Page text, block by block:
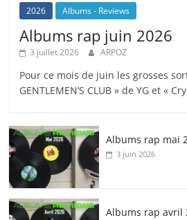
2026 Albums - Reviews
Albums rap juin 2026
3 juillet 2026 ARPOZ
Pour ce mois de juin les grosses
GENTLEMEN’S CLUB » de YG et «
Albums rap mai
3 juin 2026
Albums rap avril